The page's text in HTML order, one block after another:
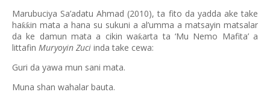
Marubuciya Sa’adatu Ahmad (2010), ta fito da yadda ake take
haƙƙin mata a hana su sukuni a al’umma a matsayin matsalar
da ke damun mata a cikin waƙarta ta ‘Mu Nemo Mafita’ a
littafin Muryoyin Zuci inda take cewa:
Guri da yawa mun sani mata.
Muna shan wahalar bauta.